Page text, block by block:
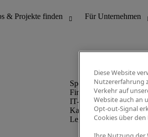
Finanz- &
IT-Bereich
Kaufmännischer Bereich
Legal
Diese Website
Nutzererfahrung
Verkehr auf
Website auch an
Opt-out-Signal
Cookies über den